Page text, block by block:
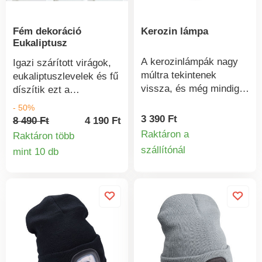
Fém dekoráció
Eukaliptusz
Igazi szárított virágok,
eukaliptuszlevelek és fű
díszítik ezt a
nemesfémből készült
dekorációt. Gyönyörű
dísztárgy ajtóra, ablakra
- 50%
8 490 Ft
4 190 Ft
Raktáron több
mint 10 db
Termékinformációk
Kerozin lámpa
A kerozinlámpák nagy
múltra tekintenek
vissza, és még mindig a
legtartósabb lámpák
közé tartoznak, amelyek
is világítanak. A
külső védőburkolattal,
olajtartállyal és pamut
kanóccal rendelkezik.
Bárhol gond nélkül állhat
vagy felakaszthatja. A
3 390 Ft
Raktáron a
szállítónál